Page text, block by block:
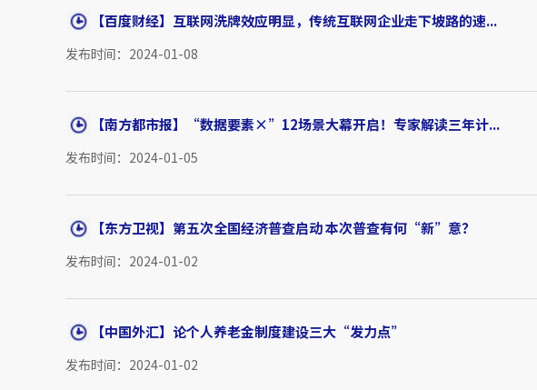
【百度财经】互联网洗牌效应明显，传统互联网企业走下坡路的速...
发布时间：2024-01-08
【南方都市报】“数据要素×”12场景大幕开启！专家解读三年计...
发布时间：2024-01-05
【东方卫视】第五次全国经济普查启动 本次普查有何“新”意？
发布时间：2024-01-02
【中国外汇】论个人养老金制度建设三大“发力点”
发布时间：2024-01-02